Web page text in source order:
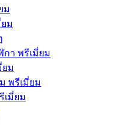
ม
ม
กา พรีเมี่ยม
ยม
พรีเมี่ยม
เมี่ยม